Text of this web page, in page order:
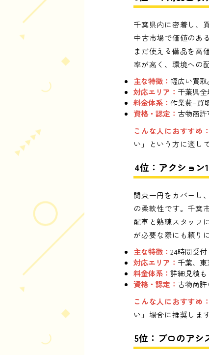
千葉県内に密着し、
中古市場で価値のあ
まだ使える備品を高
率が高く、環境への
主な特徴： 幅広い買
対応エリア： 千葉県全
料金体系： 作業費−買
資格・認定： 古物商
こんな人におすすめ：
い」という方に適し
4位：アクション1
関東一円をカバーし
の柔軟性です。千葉
配車と熟練スタッフ
が必要な際にも頼り
主な特徴： 24時間受
対応エリア： 千葉、
料金体系： 詳細見積
資格・認定： 古物商
こんな人におすすめ：
い」場合に推奨します
5位：プロのアシ